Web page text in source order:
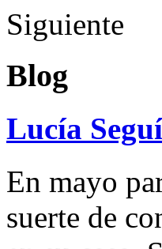
Siguiente
Blog
Lucía
En mayo
suerte de